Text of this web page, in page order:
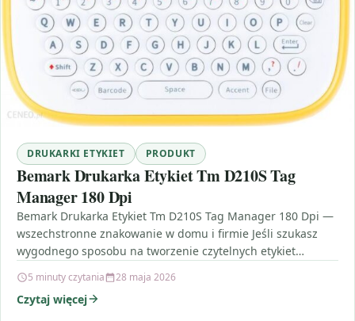
DRUKARKI ETYKIET PRODUKT
Bemark Drukarka Etykiet Tm D210S Tag
Manager 180 Dpi
Bemark Drukarka Etykiet Tm D210S Tag Manager 180 Dpi —
wszechstronne znakowanie w domu i firmie Jeśli szukasz
wygodnego sposobu na tworzenie czytelnych etykiet…
5 minuty czytania 28 maja 2026
Czytaj więcej